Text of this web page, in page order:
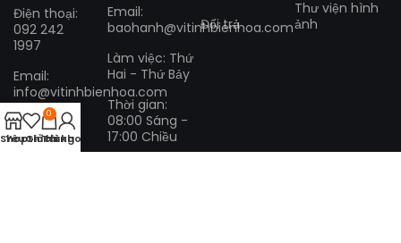
Điện thoại:
092 242
1997
Email:
info@vitinhbienhoa.com
Làm việc:
Thứ Hai -
Email:
baohanh@vitinhbienhoa.com
Làm việc: Thứ
Hai - Thứ Bảy
Thời gian:
08:00 Sáng -
17:00 Chiều
Đổi trả
Thư viện hình
ảnh
Shop
Yêu thích
0
Giỏ hàng
Tài khoản